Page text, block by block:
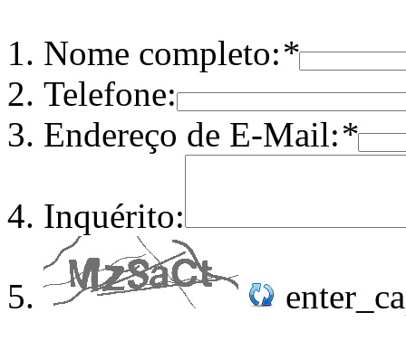
Nome completo:*
Telefone:
Endereço de E-Mail:*
Inquérito: